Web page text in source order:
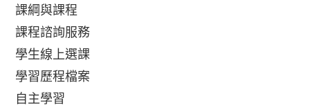
課綱與課程
課程諮詢服務
學生線上選課
學習歷程檔案
自主學習